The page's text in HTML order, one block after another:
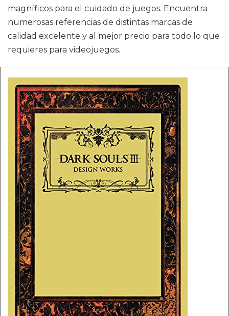
magníficos para el cuidado de juegos. Encuentra
numerosas referencias de distintas marcas de
calidad excelente y al mejor precio para todo lo que
requieres para videojuegos.